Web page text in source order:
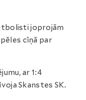
joprojām
cīņā par
ar 1:4
Skanstes SK.